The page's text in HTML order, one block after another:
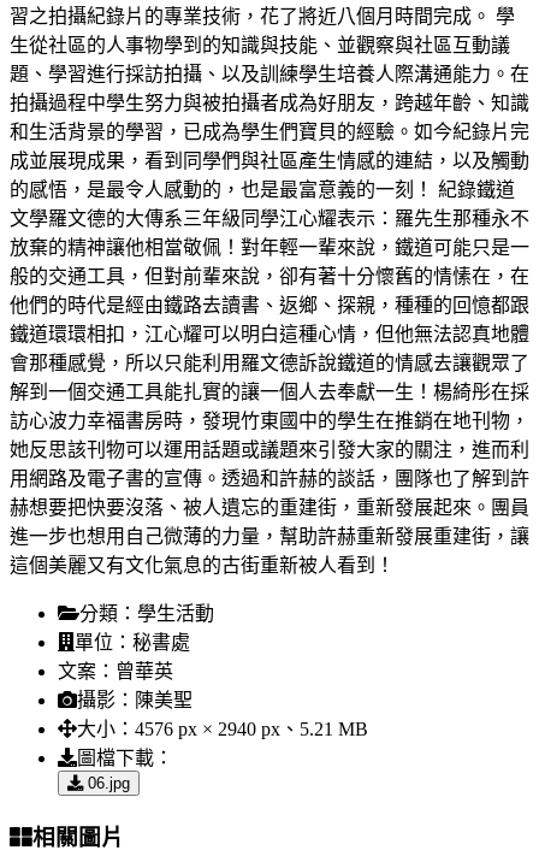
習之拍攝紀錄片的專業技術，花了將近八個月時間完成。 學
生從社區的人事物學到的知識與技能、並觀察與社區互動議
題、學習進行採訪拍攝、以及訓練學生培養人際溝通能力。在
拍攝過程中學生努力與被拍攝者成為好朋友，跨越年齡、知識
和生活背景的學習，已成為學生們寶貝的經驗。如今紀錄片完
成並展現成果，看到同學們與社區產生情感的連結，以及觸動
的感悟，是最令人感動的，也是最富意義的一刻！ 紀錄鐵道
文學羅文德的大傳系三年級同學江心耀表示：羅先生那種永不
放棄的精神讓他相當敬佩！對年輕一輩來說，鐵道可能只是一
般的交通工具，但對前輩來說，卻有著十分懷舊的情愫在，在
他們的時代是經由鐵路去讀書、返鄉、探親，種種的回憶都跟
鐵道環環相扣，江心耀可以明白這種心情，但他無法認真地體
會那種感覺，所以只能利用羅文德訴說鐵道的情感去讓觀眾了
解到一個交通工具能扎實的讓一個人去奉獻一生！楊綺彤在採
訪心波力幸福書房時，發現竹東國中的學生在推銷在地刊物，
她反思該刊物可以運用話題或議題來引發大家的關注，進而利
用網路及電子書的宣傳。透過和許赫的談話，團隊也了解到許
赫想要把快要沒落、被人遺忘的重建街，重新發展起來。團員
進一步也想用自己微薄的力量，幫助許赫重新發展重建街，讓
這個美麗又有文化氣息的古街重新被人看到！
分類： 學生活動
單位： 秘書處
文案： 曾華英
攝影： 陳美聖
大小： 4576 px × 2940 px、5.21 MB
圖檔下載：
06.jpg
相關圖片